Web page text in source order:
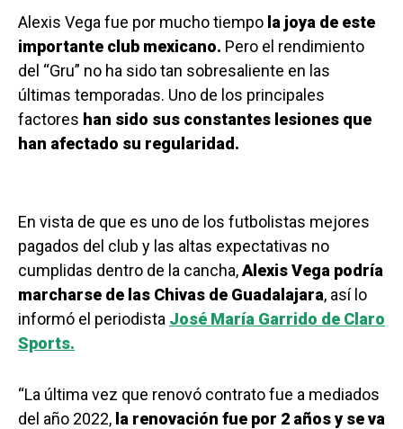
Alexis Vega fue por mucho tiempo la joya de este
importante club mexicano. Pero el rendimiento
del “Gru” no ha sido tan sobresaliente en las
últimas temporadas. Uno de los principales
factores han sido sus constantes lesiones que
han afectado su regularidad.
En vista de que es uno de los futbolistas mejores
pagados del club y las altas expectativas no
cumplidas dentro de la cancha,Alexis Vega podría
marcharse de las Chivas de Guadalajara, así lo
informó el periodista José María Garrido de Claro
Sports.
“La última vez que renovó contrato fue a mediados
del año 2022, la renovación fue por 2 años y se va